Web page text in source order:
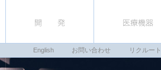
English お問い合わせ リクルート